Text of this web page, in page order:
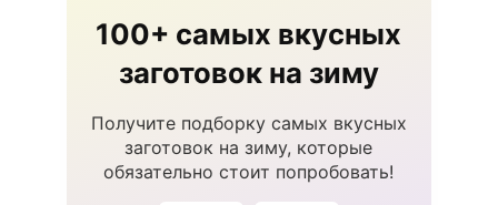
100+ самых вкусных
заготовок на зиму
Получите подборку самых вкусных
заготовок на зиму, которые
обязательно стоит попробовать!